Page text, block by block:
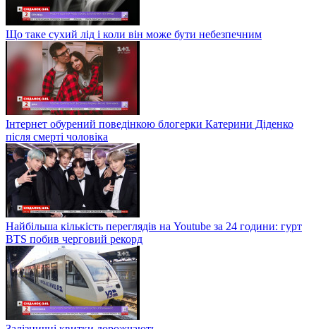
Що таке сухий лід і коли він може бути небезпечним
Інтернет обурений поведінкою блогерки Катерини Діденко
після смерті чоловіка
Найбільша кількість переглядів на Youtube за 24 години: гурт
BTS побив черговий рекорд